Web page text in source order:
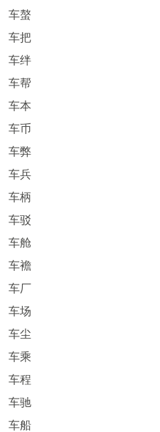
车螯
车把
车绊
车帮
车本
车币
车弊
车兵
车柄
车驳
车舱
车襜
车厂
车场
车尘
车乘
车程
车驰
车船